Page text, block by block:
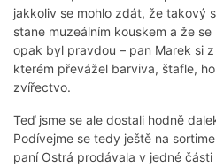
jakkoliv se mohlo zdát, že takový
stane muzeálním kouskem a že
opak byl pravdou – pan Marek si
kterém převážel barviva, štafle,
zvířectvo.
Teď jsme se ale dostali hodně
Podívejme se tedy ještě na
paní Ostrá prodávala v jedné